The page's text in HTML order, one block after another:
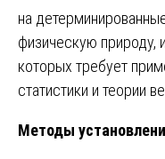
на
физическую природу,
которых требует
статистики и теории
Методы